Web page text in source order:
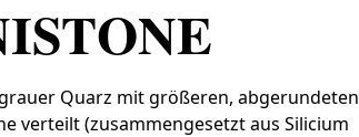
Quarz mit größeren, abgerundeten
verteilt (zusammengesetzt aus Silicium